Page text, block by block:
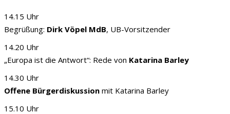
14.15 Uhr
Begrüßung: Dirk Vöpel MdB, UB-Vorsitzender
14.20 Uhr
„Europa ist die Antwort“: Rede von Katarina Barley
14.30 Uhr
Offene Bürgerdiskussion mit Katarina Barley
15.10 Uhr